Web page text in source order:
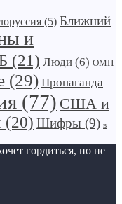
(5) Ближний
и
(21) Люди (6) ОМП
(29) Пропаганда
(77) США и
(20) Шифры (9) в
гордиться, но не